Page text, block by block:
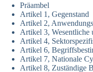
Präambel
Artikel 1, Gegenstand
Artikel 2,
Artikel 3, Wesentliche
Artikel 4,
Artikel 6,
Artikel 7, Nationale
Artikel 8, Zuständige